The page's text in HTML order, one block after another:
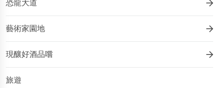
恐龍大道
藝術家園地
現釀好酒品嚐
旅遊